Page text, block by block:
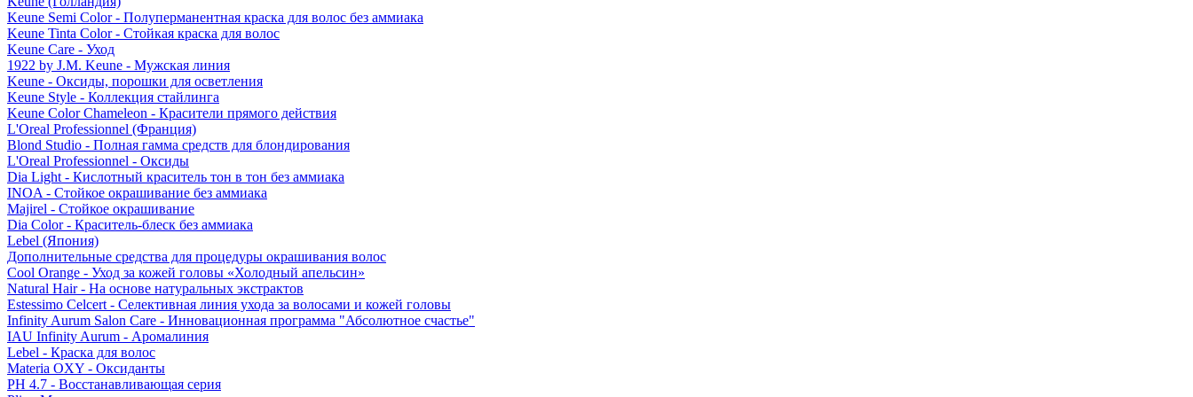
Keune Semi Color - Полуперманентная краска для волос без аммиака
Keune Tinta Color - Стойкая краска для волос
Keune Care - Уход
1922 by J.M. Keune - Мужская линия
Keune - Оксиды, порошки для осветления
Keune Style - Коллекция стайлинга
Keune Color Chameleon - Красители прямого действия
L'Oreal Professionnel (Франция)
Blond Studio - Полная гамма средств для блондирования
L'Oreal Professionnel - Оксиды
Dia Light - Кислотный краситель тон в тон без аммиака
INOA - Стойкое окрашивание без аммиака
Majirel - Стойкое окрашивание
Dia Color - Краситель-блеск без аммиака
Lebel (Япония)
Дополнительные средства для процедуры окрашивания волос
Cool Orange - Уход за кожей головы «Холодный апельсин»
Natural Hair - На основе натуральных экстрактов
Estessimo Celcert - Селективная линия ухода за волосами и кожей головы
Infinity Aurum Salon Care - Инновационная программа "Абсолютное счастье"
IAU Infinity Aurum - Аромалиния
Lebel - Краска для волос
Materia OXY - Оксиданты
PH 4.7 - Восстанавливающая серия